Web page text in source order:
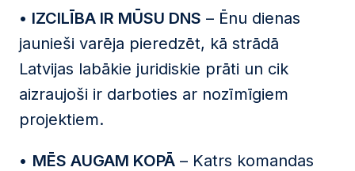
• IZCILĪBA IR MŪSU DNS – Ēnu dienas
jaunieši varēja pieredzēt, kā strādā
Latvijas labākie juridiskie prāti un cik
aizraujoši ir darboties ar nozīmīgiem
projektiem.
• MĒS AUGAM KOPĀ – Katrs komandas